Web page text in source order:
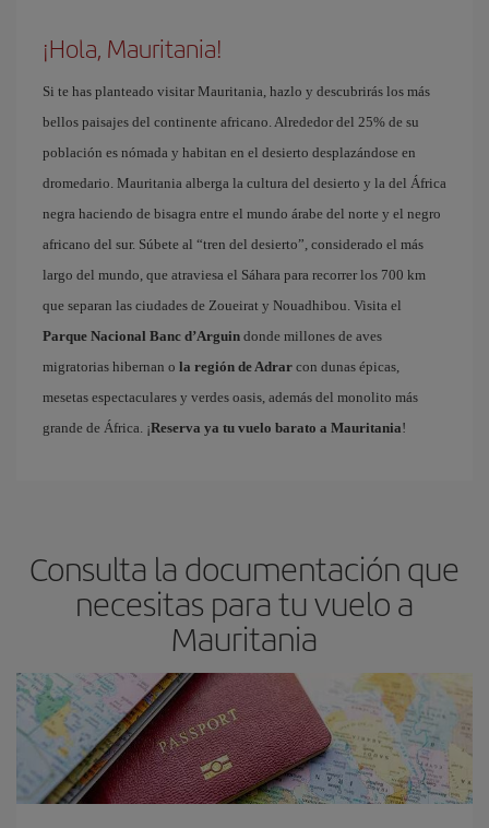
¡Hola, Mauritania!
Si te has planteado visitar Mauritania, hazlo y descubrirás los más
bellos paisajes del continente africano. Alrededor del 25% de su
población es nómada y habitan en el desierto desplazándose en
dromedario. Mauritania alberga la cultura del desierto y la del África
negra haciendo de bisagra entre el mundo árabe del norte y el negro
africano del sur. Súbete al “tren del desierto”, considerado el más
largo del mundo, que atraviesa el Sáhara para recorrer los 700 km
que separan las ciudades de Zoueirat y Nouadhibou. Visita el
Parque Nacional Banc d’Arguin donde millones de aves
migratorias hibernan o la región de Adrar con dunas épicas,
mesetas espectaculares y verdes oasis, además del monolito más
grande de África. ¡Reserva ya tu vuelo barato a Mauritania!
Consulta la documentación que
necesitas para tu vuelo a
Mauritania